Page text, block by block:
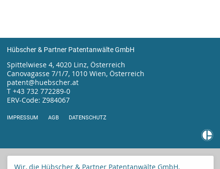
Hübscher & Partner Patentanwälte GmbH
Spittelwiese 4, 4020 Linz, Österreich
Canovagasse 7/1/7, 1010 Wien, Österreich
patent@huebscher.at
T +43 732 772289-0
ERV-Code: Z984067
IMPRESSUM AGB DATENSCHUTZ
Wir, die Hübscher & Partner Patentanwälte GmbH,